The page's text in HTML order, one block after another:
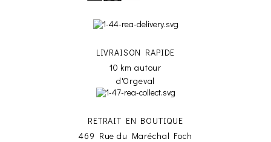
LIVRAISON RAPIDE
10 km autour
d'Orgeval
RETRAIT EN BOUTIQUE
469 Rue du Maréchal Foch